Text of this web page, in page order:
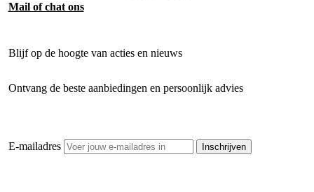
Mail of chat ons
Blijf op de hoogte van acties en nieuws
Ontvang de beste aanbiedingen en persoonlijk advies
E-mailadres Inschrijven